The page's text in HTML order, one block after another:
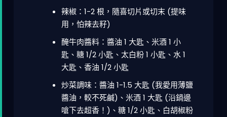
辣椒：1-2 根，隨喜切片或切末 (提味
用，怕辣去籽)
醃牛肉醬料：醬油 1 大匙、米酒 1 小
匙、糖 1/2 小匙、太白粉 1 小匙、水 1
大匙、香油 1/2 小匙
炒菜調味：醬油 1-1.5 大匙 (我愛用薄鹽
醬油，較不死鹹)、米酒 1 大匙 (沿鍋邊
嗆下去超香！)、糖 1/2 小匙、白胡椒粉